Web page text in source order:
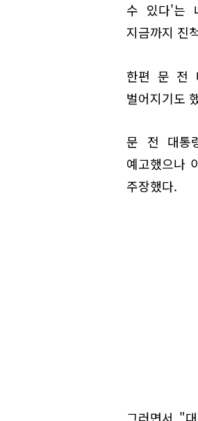
수 있다'는
지금까지 진
한편 문 전
벌어지기도
문 전 대통
예고했으나
주장했다.